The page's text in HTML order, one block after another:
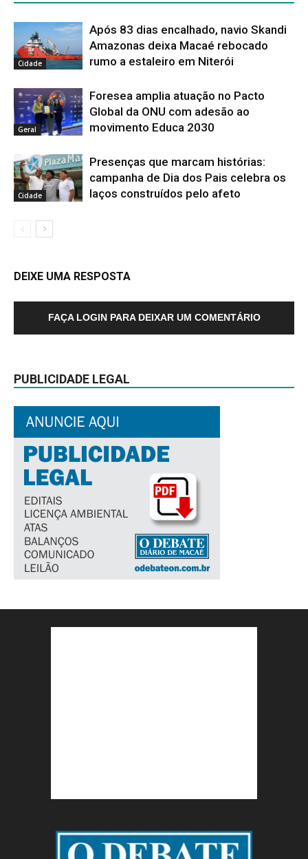
Cidade
Após 83 dias encalhado, navio Skandi
Amazonas deixa Macaé rebocado
rumo a estaleiro em Niterói
Geral
Foresea amplia atuação no Pacto
Global da ONU com adesão ao
movimento Educa 2030
Cidade
Presenças que marcam histórias:
campanha de Dia dos Pais celebra os
laços construídos pelo afeto
DEIXE UMA RESPOSTA
FAÇA LOGIN PARA DEIXAR UM COMENTÁRIO
PUBLICIDADE LEGAL